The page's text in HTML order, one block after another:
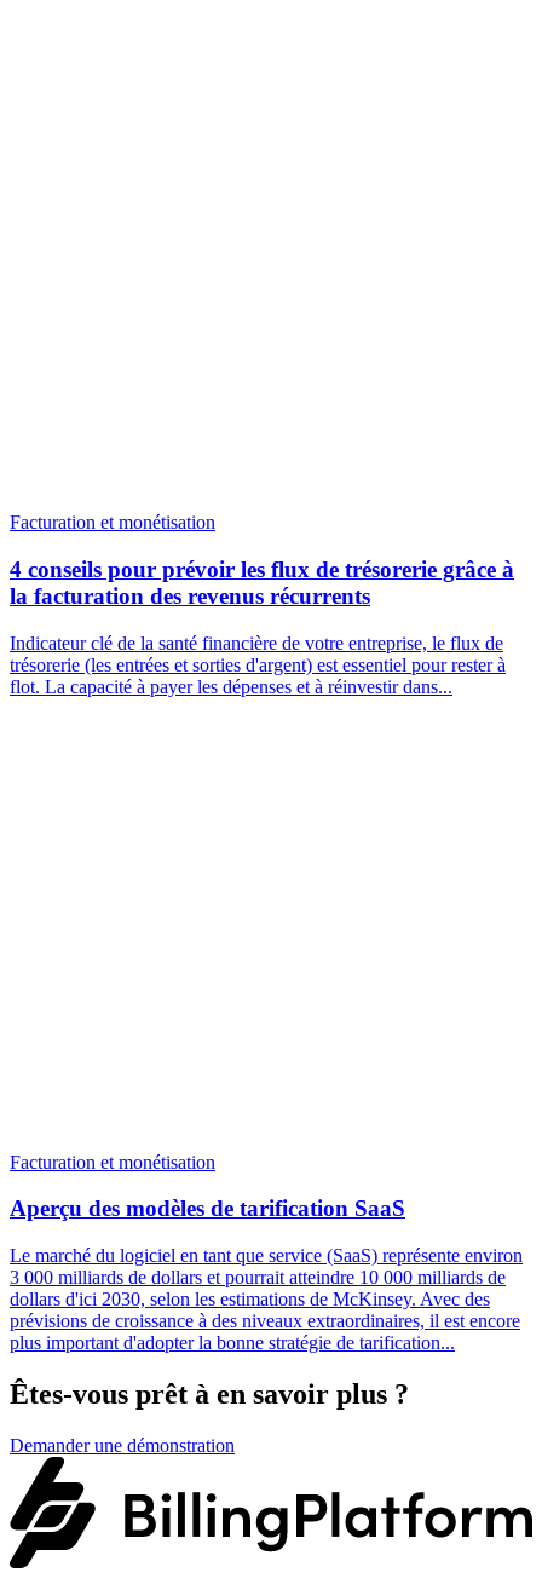
Facturation et monétisation
4 conseils pour prévoir les flux de trésorerie grâce à
la facturation des revenus récurrents
Indicateur clé de la santé financière de votre entreprise, le flux de
trésorerie (les entrées et sorties d'argent) est essentiel pour rester à
flot. La capacité à payer les dépenses et à réinvestir dans...
Facturation et monétisation
Aperçu des modèles de tarification SaaS
Le marché du logiciel en tant que service (SaaS) représente environ
3 000 milliards de dollars et pourrait atteindre 10 000 milliards de
dollars d'ici 2030, selon les estimations de McKinsey. Avec des
prévisions de croissance à des niveaux extraordinaires, il est encore
plus important d'adopter la bonne stratégie de tarification...
Êtes-vous prêt à en savoir plus ?
Demander une démonstration